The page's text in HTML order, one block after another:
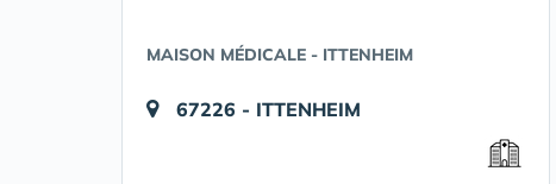
MAISON MÉDICALE - ITTENHEIM
67226 - ITTENHEIM